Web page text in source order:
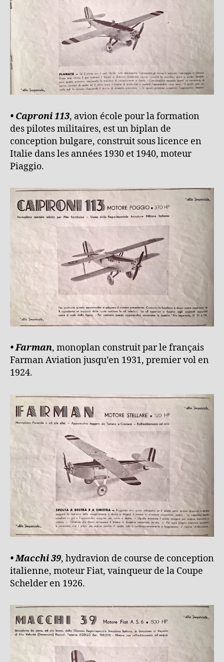
• Caproni 113, avion école pour la formation
des pilotes militaires, est un biplan de
conception bulgare, construit sous licence en
Italie dans les années 1930 et 1940, moteur
Piaggio.
• Farman, monoplan construit par le français
Farman Aviation jusqu’en 1931, premier vol en
1924.
• Macchi 39, hydravion de course de conception
italienne, moteur Fiat, vainqueur de la Coupe
Schelder en 1926.